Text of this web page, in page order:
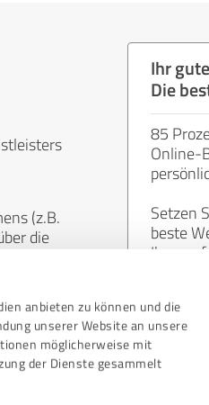
anbieten zu können und die
unserer Website an unsere
möglicherweise mit
der Dienste gesammelt
(z.B.
die
noch
Ihr
Die
85
Online-
Setzen
beste
Ihrer